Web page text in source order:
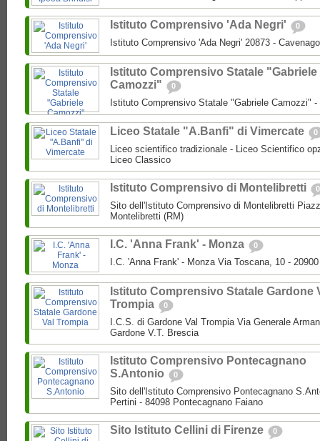
Istituto Comprensivo 'Ada Negri' 0
Istituto Comprensivo 'Ada Negri' 20873 -
Istituto Comprensivo Statale "Gabriele
Camozzi"
0
Istituto Comprensivo Statale "Gabriele Camozzi"
Liceo Statale "A.Banfi" di Vimercate 0
Liceo scientifico tradizionale - Liceo Scientifico
Liceo Classico
Istituto Comprensivo di Montelibretti 0
Sito dell'Istituto Comprensivo di Montelibretti
Montelibretti (RM)
I.C. 'Anna Frank' - Monza 0
I.C. 'Anna Frank' - Monza Via Toscana, 10 -
Istituto Comprensivo Statale Gardone
Trompia
0
I.C.S. di Gardone Val Trompia Via Generale
Gardone V.T. Brescia
Istituto Comprensivo Pontecagnano
S.Antonio
0
Sito dell'Istituto Comprensivo Pontecagnano
Pertini - 84098 Pontecagnano Faiano
Sito Istituto Cellini di Firenze 0